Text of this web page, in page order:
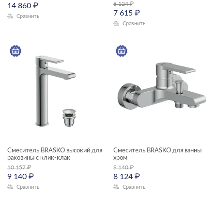
14 860 ₽
Сравнить
8 124₽
7 615 ₽
Сравнить
Смеситель BRASKO высокий для
раковины с клик-клак
10 157₽
9 140 ₽
Сравнить
Смеситель BRASKO для ванны
хром
9 140₽
8 124 ₽
Сравнить